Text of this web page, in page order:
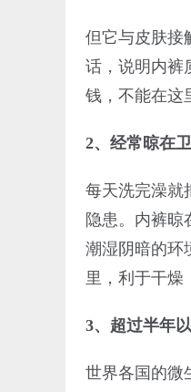
但它与皮肤接
话，说明内裤
钱，不能在这
2、经常晾在
每天洗完澡就
隐患。内裤
潮湿阴暗的环
里，利于干燥
3、超过半年
世界各国的微